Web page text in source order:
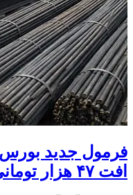
فرمول جدید بورس
افت ۴۷ هزار تومانی؟